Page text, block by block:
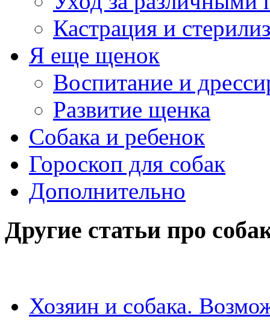
Кастрация и
Я еще щенок
Воспитание и
Развитие щенка
Собака и ребенок
Гороскоп для собак
Дополнительно
Другие статьи про
Хозяин и собака.